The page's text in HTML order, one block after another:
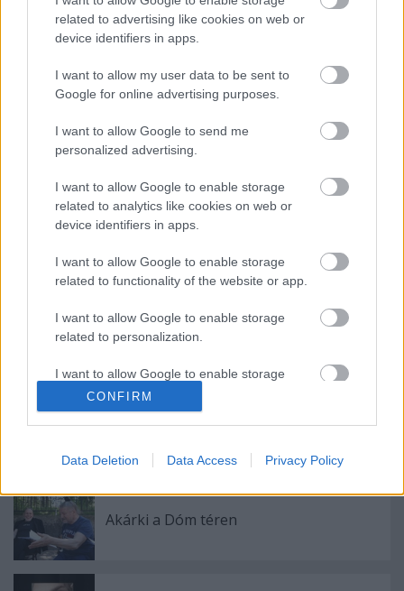
related to advertising like cookies on web or
device identifiers in apps.
I want to allow my user data to be sent to
Google for online advertising purposes.
I want to allow Google to send me
personalized advertising.
I want to allow Google to enable storage
related to analytics like cookies on web or
device identifiers in apps.
I want to allow Google to enable storage
related to functionality of the website or app.
I want to allow Google to enable storage
related to personalization.
I want to allow Google to enable storage
related to security, including authentication
functionality and fraud prevention, and other
user protection.
CONFIRM
Data Deletion Data Access Privacy Policy
Most Ön is megnyerheti az Ez Karácsony CD-t és a
koncertre két belépőjegyet.
A helyes válaszokat azoperett@szinhaz.hu
várjuk december 8-ig. A nyertest telefonon és email-
ben is értesítjük.
Ajánlott bejegyzések:
Akárki a Dóm téren